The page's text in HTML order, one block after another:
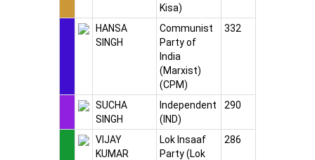
Kisa)
HANSA
SINGH
Communist
Party of
India
(Marxist)
(CPM)
332
SUCHA
SINGH
Independent
(IND)
290
VIJAY
KUMAR
Lok Insaaf
Party (Lok
286